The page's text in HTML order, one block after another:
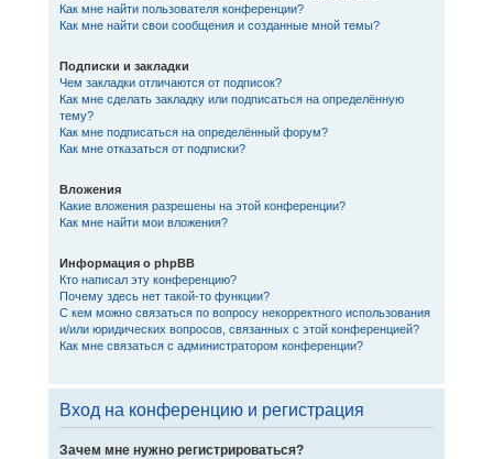
Как мне найти пользователя конференции?
Как мне найти свои сообщения и созданные мной темы?
Подписки и закладки
Чем закладки отличаются от подписок?
Как мне сделать закладку или подписаться на определённую
тему?
Как мне подписаться на определённый форум?
Как мне отказаться от подписки?
Вложения
Какие вложения разрешены на этой конференции?
Как мне найти мои вложения?
Информация о phpBB
Кто написал эту конференцию?
Почему здесь нет такой-то функции?
С кем можно связаться по вопросу некорректного использования
и/или юридических вопросов, связанных с этой конференцией?
Как мне связаться с администратором конференции?
Вход на конференцию и регистрация
Зачем мне нужно регистрироваться?